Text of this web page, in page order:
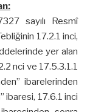
sayılı Resmî
17.2.1 inci,
yer alan
nci ve 17.5.3.1.1
ibarelerinden
ibaresi, 17.6.1 inci